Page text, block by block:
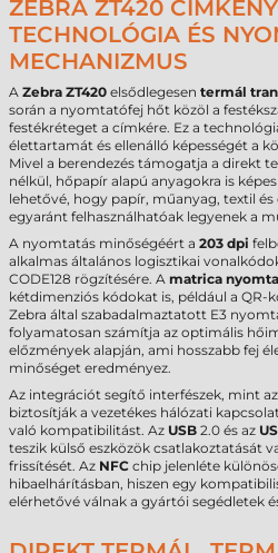
ZEBRA ZT420
TECHNOLÓGIA ÉS
MECHANIZMUS
A Zebra ZT420 elsődlegesen termál
során a nyomtatófej hőt közöl a
festékréteget a címkére. Ez a
élettartamát és ellenálló képességét a
Mivel a berendezés támogatja a direkt
nélkül, hőpapír alapú anyagokra is
lehetővé, hogy papír, műanyag, textil
egyaránt felhasználhatóak legyenek a
A nyomtatás minőségéért a 203 dpi
alkalmas általános logisztikai
CODE128 rögzítésére. A matrica
kétdimenziós kódokat is, például a QR-
Zebra által szabadalmaztatott E3
folyamatosan számítja az optimális
előzmények alapján, ami hosszabb fej
minőséget eredményez.
Az integrációt segítő interfészek, mint az
biztosítják a vezetékes hálózati
való kompatibilitást. Az USB 2.0 és az
teszik külső eszközök csatlakoztatását
frissítését. Az NFC chip jelenléte
hibaelhárításban, hiszen egy
elérhetővé válnak a gyártói segédletek